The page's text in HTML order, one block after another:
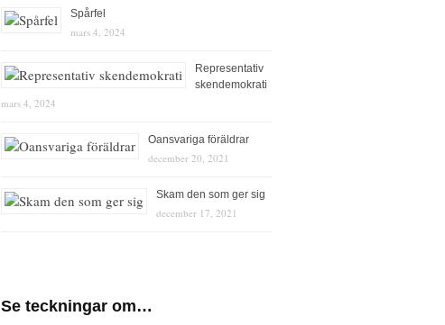
Spårfel
mars 4, 2024
Representativ
skendemokrati
mars 4, 2024
Oansvariga föräldrar
december 20, 2021
Skam den som ger sig
december 17, 2021
Se teckningar om…